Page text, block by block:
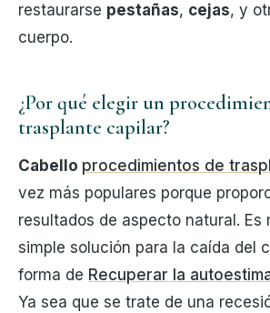
restaurarse pestañas, cejas, y
cuerpo.
¿Por qué elegir un
trasplante capilar?
Cabello procedimientos de
vez más populares porque
resultados de aspecto natural. Es
simple solución para la caída del
forma de Recuperar la
Ya sea que se trate de una